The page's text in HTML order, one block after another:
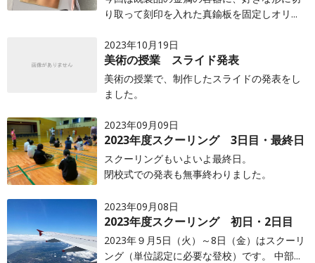
り取って刻印を入れた真鍮板を固定しオリ...
2023年10月19日
美術の授業 スライド発表
美術の授業で、制作したスライドの発表をし
ました。
2023年09月09日
2023年度スクーリング 3日目・最終日
スクーリングもいよいよ最終日。
閉校式での発表も無事終わりました。
2023年09月08日
2023年度スクーリング 初日・2日目
2023年９月5日（火）～8日（金）はスクーリ
ング（単位認定に必要な登校）です。 中部...